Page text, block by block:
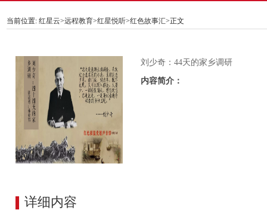
当前位置: 红星云>远程教育>红星悦听>红色故事汇>正文
刘少奇：44天的家乡调研
内容简介：
详细内容